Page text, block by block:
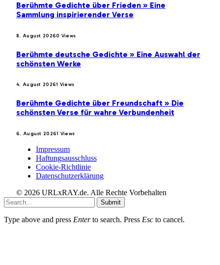
Berühmte Gedichte über Frieden » Eine
Sammlung inspirierender Verse
8. August 20260 Views
Berühmte deutsche Gedichte » Eine Auswahl der
schönsten Werke
4. August 20261 Views
Berühmte Gedichte über Freundschaft » Die
schönsten Verse für wahre Verbundenheit
6. August 20261 Views
Impressum
Haftungsausschluss
Cookie-Richtlinie
Datenschutzerklärung
© 2026 URLxRAY.de. Alle Rechte Vorbehalten
Submit
Type above and press Enterto search. Press Esc to cancel.